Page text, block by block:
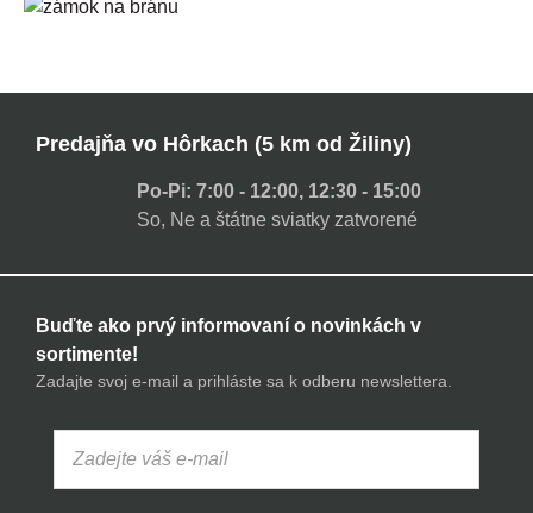
Predajňa vo Hôrkach (5 km od Žiliny)
Po-Pi: 7:00 - 12:00, 12:30 - 15:00
So, Ne a štátne sviatky zatvorené
Buďte ako prvý informovaní o novinkách v
sortimente!
Zadajte svoj e-mail a prihláste sa k odberu newslettera.